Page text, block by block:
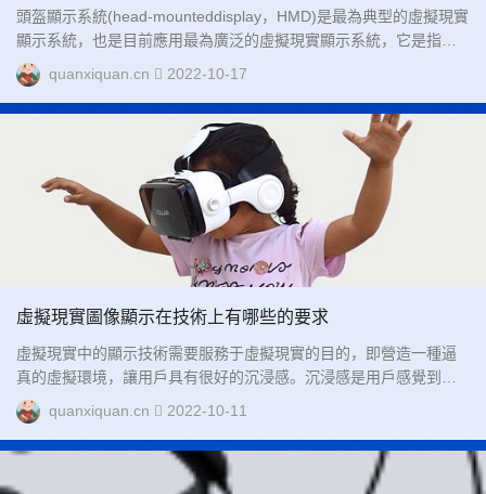
頭盔顯示系統(head-mounteddisplay，HMD)是最為典型的虛擬現實
顯示系統，也是目前應用最為廣泛的虛擬現實顯示系統，它是指佩
戴在用戶頭部，可以隨著用戶移動和轉動，并且向用戶眼睛顯示圖
像信息的設備。...
quanxiquan.cn 2022-10-17
虛擬現實圖像顯示在技術上有哪些的要求
虛擬現實中的顯示技術需要服務于虛擬現實的目的，即營造一種逼
真的虛擬環境，讓用戶具有很好的沉浸感。沉浸感是用戶感覺到的
虛擬環境的真實程度，良好的沉浸感會使得用戶難以分辨環境的真
假。...
quanxiquan.cn 2022-10-11